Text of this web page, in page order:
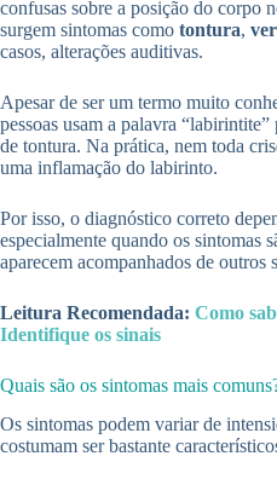
confusas sobre a posição do corpo
surgem sintomas como tontura,
casos, alterações auditivas.
Apesar de ser um termo muito
pessoas usam a palavra
de tontura. Na prática, nem toda
uma inflamação do labirinto.
Por isso, o diagnóstico correto
especialmente quando os sintomas
aparecem acompanhados de outros
Leitura Recomendada: Como
Identifique os sinais
Quais são os sintomas mais
Os sintomas podem variar de
costumam ser bastante